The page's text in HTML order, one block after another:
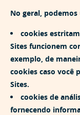
No geral,
cookies
Sites funcionem
exemplo, de
cookies caso você
Sites.
cookies de
fornecendo